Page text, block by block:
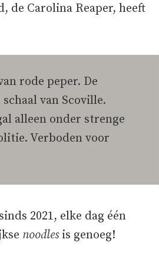
de Carolina Reaper, heeft
rode peper. De
van Scoville.
alleen onder strenge
Verboden voor
2021, elke dag één
noodlesis genoeg!